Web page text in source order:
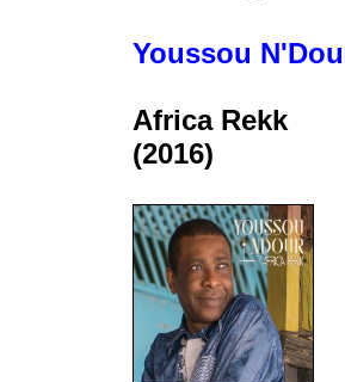
Youssou
Africa Rekk
(2016)